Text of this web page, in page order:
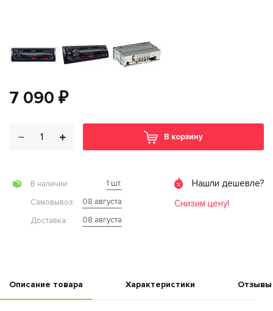
7 090 ₽
В корзину
В наличии:
1 шт.
Cамовывоз:
08 августа
Доставка:
08 августа
Нашли дешевле?
Снизим цену!
Описание товара Характеристики Отзывы